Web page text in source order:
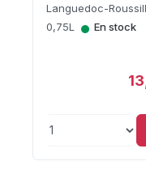
Languedoc-
0,75L
• En stock